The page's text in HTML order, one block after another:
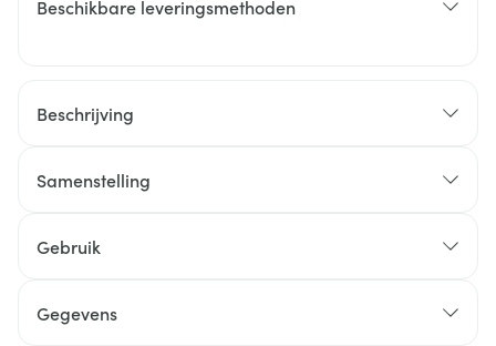
Beschikbare leveringsmethoden
Beschrijving
Samenstelling
Gebruik
Gegevens